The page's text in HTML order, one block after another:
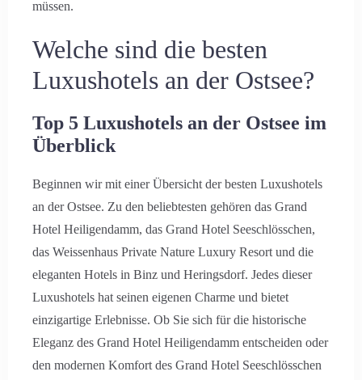
müssen.
Welche sind die besten
Luxushotels an der Ostsee?
Top 5 Luxushotels an der Ostsee im
Überblick
Beginnen wir mit einer Übersicht der besten Luxushotels
an der Ostsee. Zu den beliebtesten gehören das Grand
Hotel Heiligendamm, das Grand Hotel Seeschlösschen,
das Weissenhaus Private Nature Luxury Resort und die
eleganten Hotels in Binz und Heringsdorf. Jedes dieser
Luxushotels hat seinen eigenen Charme und bietet
einzigartige Erlebnisse. Ob Sie sich für die historische
Eleganz des Grand Hotel Heiligendamm entscheiden oder
den modernen Komfort des Grand Hotel Seeschlösschen